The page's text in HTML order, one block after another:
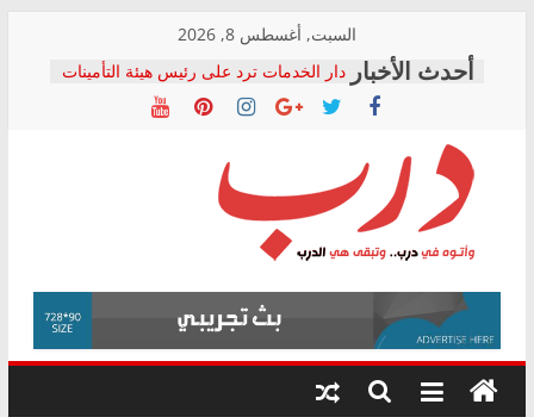
content
السبت, أغسطس 8, 2026
دار الخدمات ترد على رئيس هيئة التأمينات
بعد مؤتمره الصحفي: إنكار الأزمة لا ينهي
معاناة أصحاب المعاشات.. ونطالب بكشف
فرحات سليمان يكتب: القطاع الصحي إلى
أين؟
حزب التحالف الشعبي يطلق لجنة “الحق
في الصحة” بالإسكندرية لرصد الانتهاكات
ودعم المرضى
الوزاري لمدينة الصحفيين.. وانتهاء أعمال
إنشاء المبنى الإداري
المجلس القومي لحقوق الإنسان يعلن
متابعة قضية الدكتور محمد زهران.. ويؤكد:
قرينة البراءة وضمانات المحاكمة العادلة
درب
وأتوه
درب..
وتبقى
هي